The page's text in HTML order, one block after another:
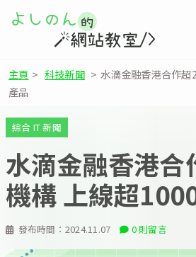
主頁 > 科技新聞 > 水滴金融香港合作
產品
發布時間： 2024.11.07 0 則留言
綜合 IT 新聞
水滴金融香港合
機構 上線超